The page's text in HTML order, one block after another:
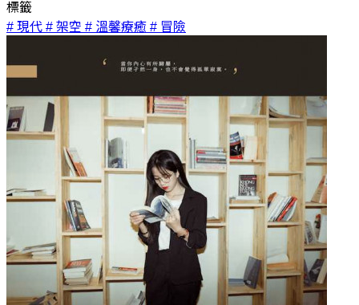
標籤
# 現代 # 架空 # 溫馨療癒 # 冒險